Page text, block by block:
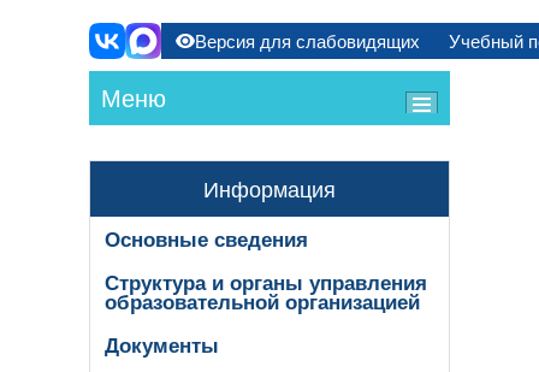
Версия для слабовидящих Учебный
Меню
Информация
Основные сведения
Структура и органы управления
образовательной организацией
Документы